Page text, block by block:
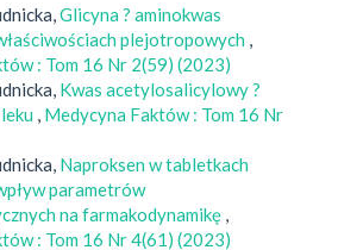
Glicyna ? aminokwas
plejotropowych ,
: Tom 16 Nr 2(59) (2023)
Kwas acetylosalicylowy ?
, Medycyna Faktów : Tom 16 Nr
Naproksen w tabletkach
parametrów
na farmakodynamikę ,
: Tom 16 Nr 4(61) (2023)